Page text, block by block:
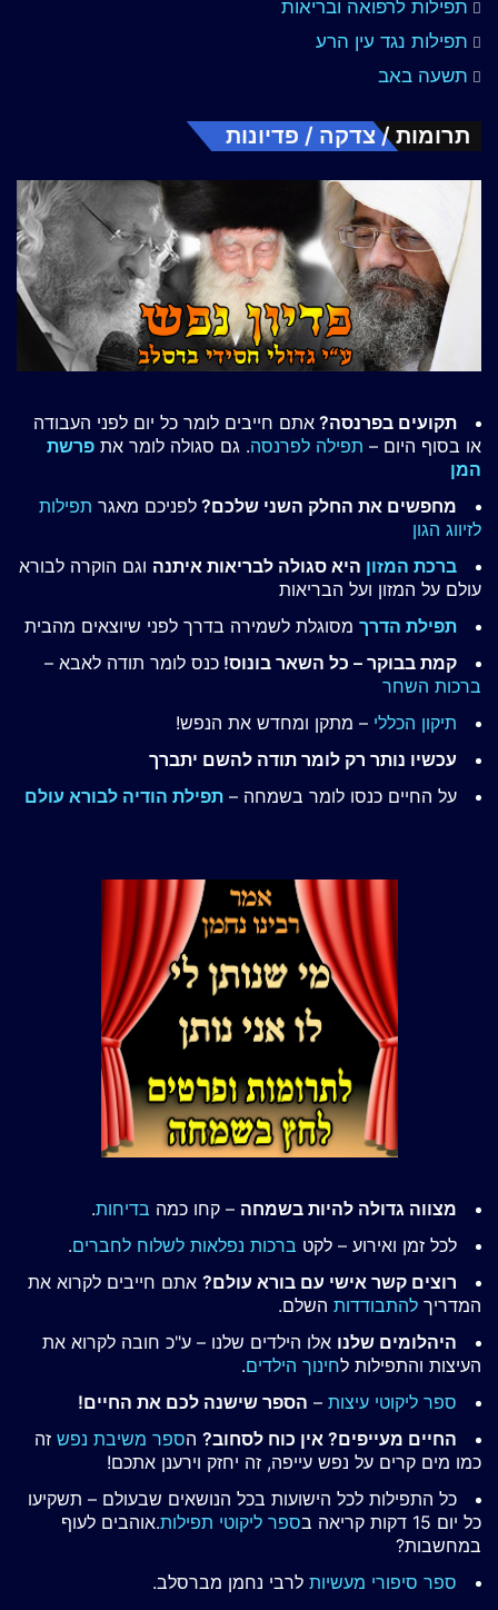
תפילות לרפואה ובריאות
תפילות נגד עין הרע
תשעה באב
תרומות / צדקה / פדיונות
תקועים בפרנסה? אתם חייבים לומר כל יום לפני העבודה
או בסוף היום – תפילה לפרנסה. גם סגולה לומר את פרשת
המן
מחפשים את החלק השני שלכם? לפניכם מאגר תפילות
לזיווג הגון
ברכת המזון היא סגולה לבריאות איתנה וגם הוקרה לבורא
עולם על המזון ועל הבריאות
תפילת הדרך מסוגלת לשמירה בדרך לפני שיוצאים מהבית
קמת בבוקר – כל השאר בונוס! כנס לומר תודה לאבא –
ברכות השחר
תיקון הכללי – מתקן ומחדש את הנפש!
עכשיו נותר רק לומר תודה להשם יתברך
על החיים כנסו לומר בשמחה – תפילת הודיה לבורא עולם
מצווה גדולה להיות בשמחה – קחו כמה בדיחות.
לכל זמן ואירוע – לקט ברכות נפלאות לשלוח לחברים.
רוצים קשר אישי עם בורא עולם? אתם חייבים לקרוא את
המדריך להתבודדות השלם.
היהלומים שלנו אלו הילדים שלנו – ע"כ חובה לקרוא את
העיצות והתפילות לחינוך הילדים.
ספר ליקוטי עיצות – הספר שישנה לכם את החיים!
החיים מעייפים? אין כוח לסחוב? הספר משיבת נפש זה
כמו מים קרים על נפש עייפה, זה יחזק וירענן אתכם!
כל התפילות לכל הישועות בכל הנושאים שבעולם – תשקיעו
כל יום 15 דקות קריאה ב
ספר ליקוטי תפילות.אוהבים לעוף
במחשבות?
ספר סיפורי מעשיות לרבי נחמן מברסלב.